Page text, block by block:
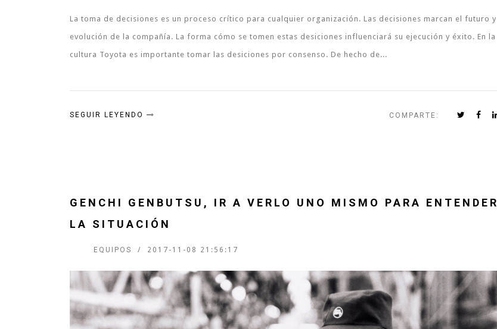
La toma de decisiones es un proceso crítico para cualquier organización. Las decisiones marcan el futuro y
evolución de la compañía. La forma cómo se tomen estas desiciones influenciará su ejecución y éxito. En la
cultura Toyota es importante tomar las desiciones por consenso. De hecho de...
SEGUIR LEYENDO COMPARTE:
GENCHI GENBUTSU, IR A VERLO UNO MISMO PARA ENTENDER
LA SITUACIÓN
EQUIPOS 2017-11-08 21:56:17